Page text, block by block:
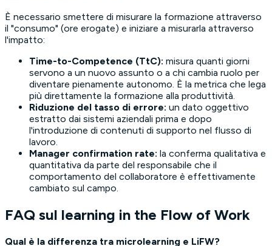
È necessario smettere di misurare la formazione attraverso
il "consumo" (ore erogate) e iniziare a misurarla attraverso
l'impatto:
Time-to-Competence (TtC): misura quanti giorni
servono a un nuovo assunto o a chi cambia ruolo per
diventare pienamente autonomo. È la metrica che lega
più direttamente la formazione alla produttività.
Riduzione del tasso di errore: un dato oggettivo
estratto dai sistemi aziendali prima e dopo
l'introduzione di contenuti di supporto nel flusso di
lavoro.
Manager confirmation rate: la conferma qualitativa e
quantitativa da parte del responsabile che il
comportamento del collaboratore è effettivamente
cambiato sul campo.
FAQ sul learning in the Flow of Work
Qual è la differenza tra microlearning e LiFW?